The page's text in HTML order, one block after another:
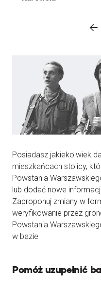
Posiadasz jakiekolwiek
mieszkańcach stolicy,
Powstania
lub dodać nowe
Zaproponuj zmiany w
weryfikowanie przez
Powstania
w bazie
Pomóż uzupełnić